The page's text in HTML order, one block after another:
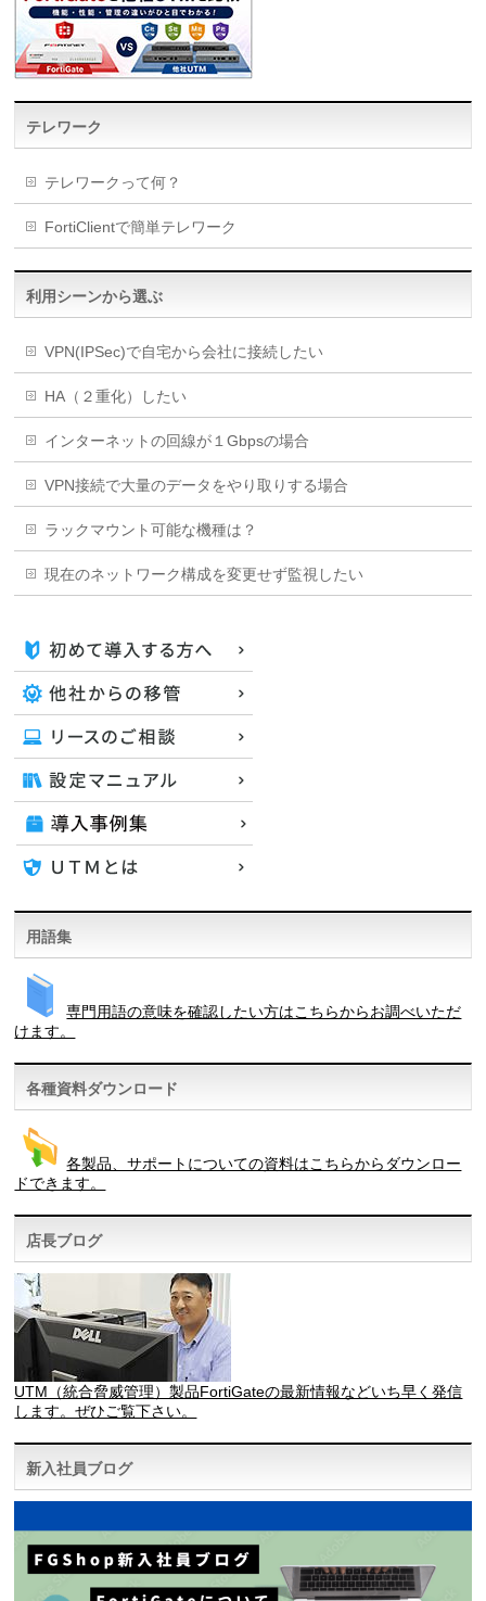
テレワーク
テレワークって何？
FortiClientで簡単テレワーク
利用シーンから選ぶ
VPN(IPSec)で自宅から会社に接続したい
HA（２重化）したい
インターネットの回線が１Gbpsの場合
VPN接続で大量のデータをやり取りする場合
ラックマウント可能な機種は？
現在のネットワーク構成を変更せず監視したい
用語集
専門用語の意味を確認したい方はこちらからお調べいただ
けます。
各種資料ダウンロード
各製品、サポートについての資料はこちらからダウンロー
ドできます。
店長ブログ
UTM（統合脅威管理）製品FortiGateの最新情報などいち早く発信
します。ぜひご覧下さい。
新入社員ブログ